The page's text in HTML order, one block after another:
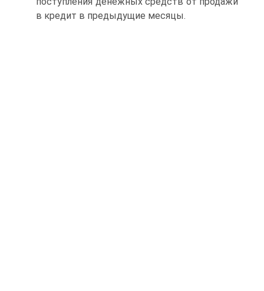
в кредит в предыдущие месяцы.